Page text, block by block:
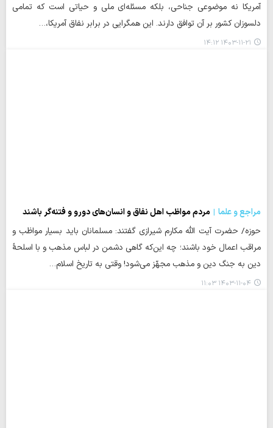
آمریکا نه موضوعی جناحی، بلکه مسئله‌ای ملی و حیاتی است که تمامی
دلسوزان کشور بر آن توافق دارند. این همگرایی در برابر نفاق آمریکا،…
۱۴۰۳-۱۱-۲۱ ۱۴:۱۲
مراجع و علما
مردم مواظب اهل نفاق و انسان‌های دورو و فتنه‌گر باشند
حوزه/ حضرت آیت الله مکارم شیرازی گفتند: مسلمانان باید بسیار مواظب و
مراقب اعمال خود باشند؛ چه این‌که گاهی دشمن در لباس مذهب و با اسلحۀ
دین به جنگ دین و مذهب مجهّز می‌شود! وقتی به تاریخ اسلام…
۱۴۰۳-۱۱-۰۴ ۱۱:۰۳